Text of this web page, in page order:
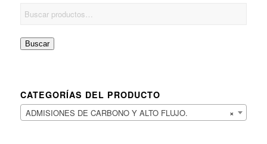
Buscar
CATEGORÍAS DEL PRODUCTO
×
ADMISIONES DE CARBONO Y ALTO FLUJO.